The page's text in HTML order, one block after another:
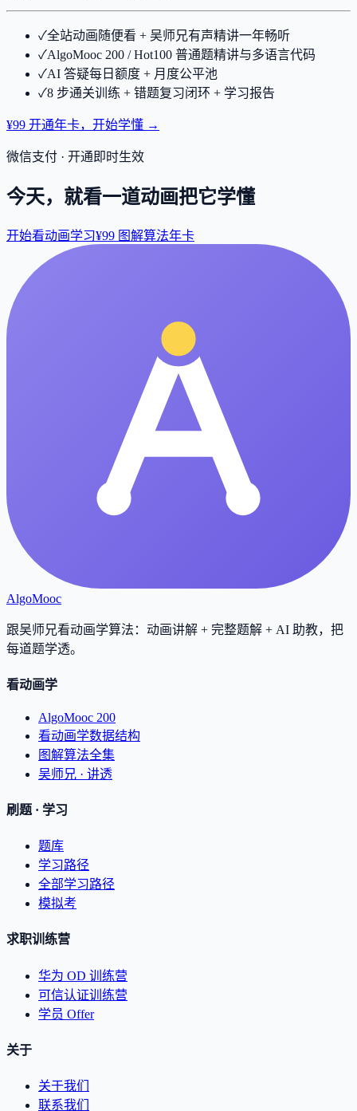
✓全站动画随便看 + 吴师兄有声精讲一年畅听
✓AlgoMooc 200 / Hot100 普通题精讲与多语言代码
✓AI 答疑每日额度 + 月度公平池
✓8 步通关训练 + 错题复习闭环 + 学习报告
¥99 开通年卡，开始学懂 →
微信支付 · 开通即时生效
今天，就看一道动画把它学懂
开始看动画学习¥99 图解算法年卡
AlgoMooc
跟吴师兄看动画学算法：动画讲解 + 完整题解 + AI 助教，把
每道题学透。
看动画学
AlgoMooc 200
看动画学数据结构
图解算法全集
吴师兄 · 讲透
刷题 · 学习
题库
学习路径
全部学习路径
模拟考
求职训练营
华为 OD 训练营
可信认证训练营
学员 Offer
关于
关于我们
联系我们